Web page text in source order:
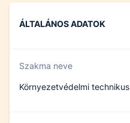
ÁLTALÁNOS ADATOK
Szakma neve
Környezetvédelmi technikus